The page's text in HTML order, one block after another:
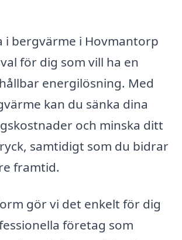
i bergvärme i Hovmantorp
för dig som vill ha en
energilösning. Med
kan du sänka dina
och minska ditt
samtidigt som du bidrar
framtid.
gör vi det enkelt för dig
företag som